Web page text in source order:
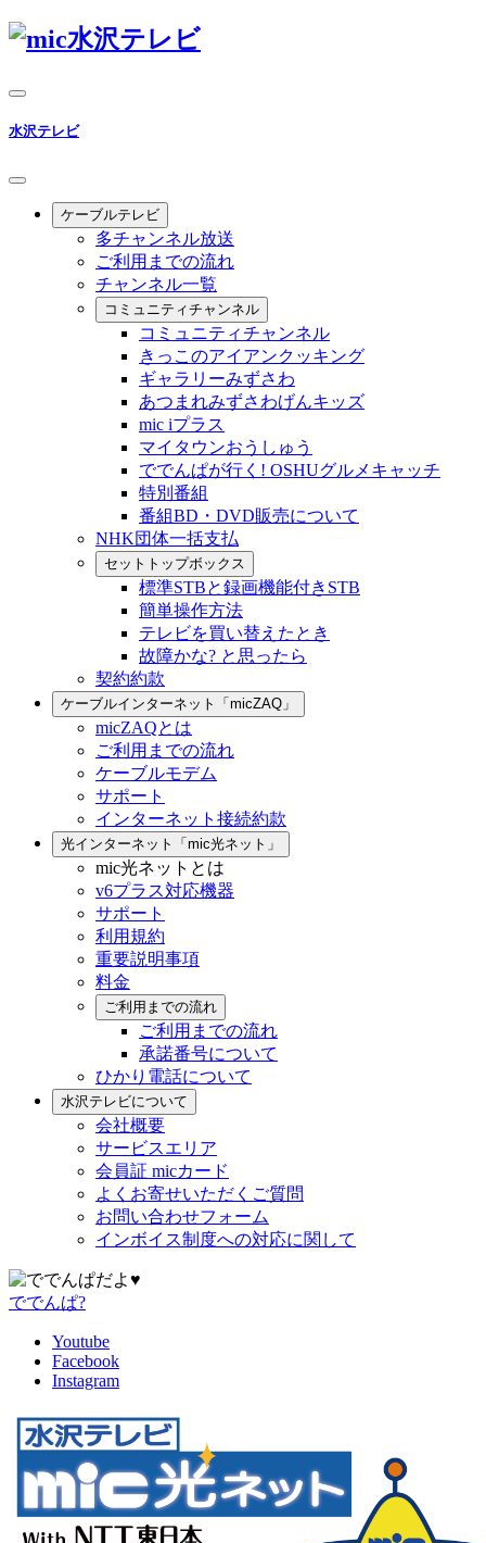
水沢テレビ
ケーブルテレビ
多チャンネル放送
ご利用までの流れ
チャンネル一覧
コミュニティチャンネル
コミュニティチャンネル
きっこのアイアンクッキング
ギャラリーみずさわ
あつまれみずさわげんキッズ
mic iプラス
マイタウンおうしゅう
ででんぱが行く! OSHUグルメキャッチ
特別番組
番組BD・DVD販売について
NHK団体一括支払
セットトップボックス
標準STBと録画機能付きSTB
簡単操作方法
テレビを買い替えたとき
故障かな? と思ったら
契約約款
ケーブルインターネット「micZAQ」
micZAQとは
ご利用までの流れ
ケーブルモデム
サポート
インターネット接続約款
光インターネット「mic光ネット」
mic光ネットとは
v6プラス対応機器
サポート
利用規約
重要説明事項
料金
ご利用までの流れ
ご利用までの流れ
承諾番号について
ひかり電話について
水沢テレビについて
会社概要
サービスエリア
会員証 micカード
よくお寄せいただくご質問
お問い合わせフォーム
インボイス制度への対応に関して
ででんぱ?
Youtube
Facebook
Instagram